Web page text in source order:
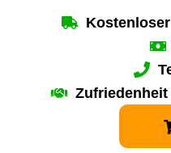
Zufriedenheit